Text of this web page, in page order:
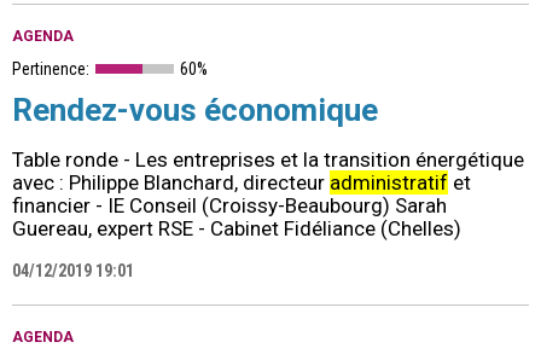
AGENDA
Pertinence: 60%
Rendez-vous économique
Table ronde - Les entreprises et la transition énergétique
avec : Philippe Blanchard, directeur administratif et
financier - IE Conseil (Croissy-Beaubourg) Sarah
Guereau, expert RSE - Cabinet Fidéliance (Chelles)
04/12/2019 19:01
AGENDA